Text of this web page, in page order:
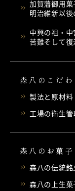
加賀藩御用
明治維新以後
中興の祖・中
苦難そして復
森八のこだわ
製法と原材料
工場の衛生管
森八のお菓子
森八の伝統銘
森八の上生菓